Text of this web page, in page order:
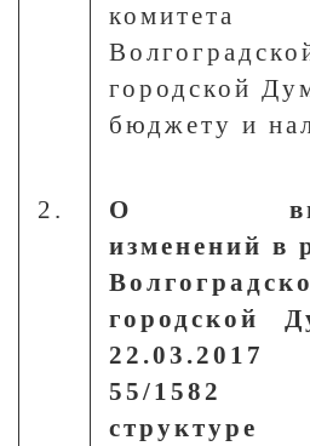
комитета
городской
бюджету и
2.
О
изменений в
городской
55/
структуре